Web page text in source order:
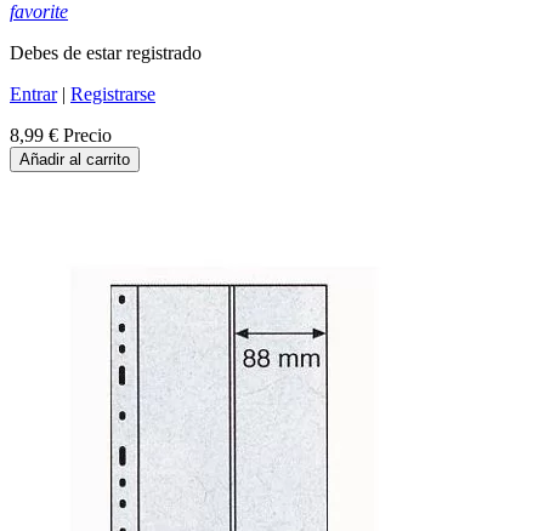
favorite
Debes de estar registrado
Entrar| Registrarse
8,99 € Precio
Añadir al carrito